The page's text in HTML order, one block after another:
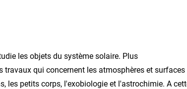
les objets du système solaire. Plus
travaux qui concernent les atmosphères et surfaces
les petits corps, l'exobiologie et l'astrochimie. A